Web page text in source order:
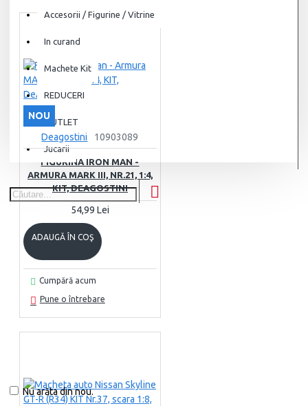
Nu arăta din nou.
Accesorii / Figurine / Vitrine
In curand
Machete Kit
REDUCERI
OUTLET
Jucarii
NOU
Deagostini
10903089
FIGURINA IRON MAN -
ARMURA MARK III, NR.21, 1:4,
KIT, DEAGOSTINI
54,99 Lei
ADAUGĂ ÎN COŞ
Cumpără acum
Pune o întrebare